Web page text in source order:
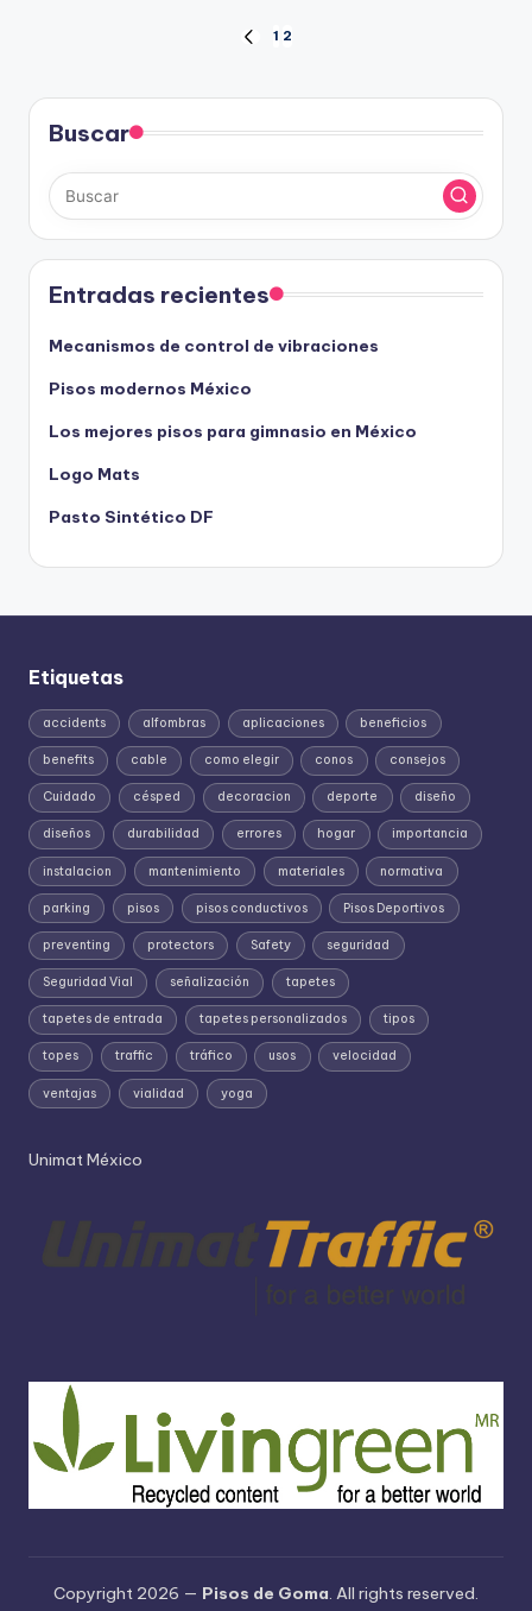
de
entradas
PÁGINA
1 2
Buscar
Entradas recientes
Mecanismos de control de vibraciones
Pisos modernos México
Los mejores pisos para gimnasio en México
Logo Mats
Pasto Sintético DF
Etiquetas
accidents alfombras aplicaciones beneficios
benefits cable como elegir conos consejos
Cuidado césped decoracion deporte diseño
diseños durabilidad errores hogar importancia
instalacion mantenimiento materiales normativa
parking pisos pisos conductivos Pisos Deportivos
preventing protectors Safety seguridad
Seguridad Vial señalización tapetes
tapetes de entrada tapetes personalizados tipos
topes traffic tráfico usos velocidad
ventajas vialidad yoga
Unimat México
Copyright 2026 — Pisos de Goma. All rights reserved.